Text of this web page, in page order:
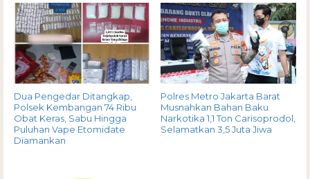
Dua Pengedar Ditangkap,
Polsek Kembangan 74 Ribu
Obat Keras, Sabu Hingga
Puluhan Vape Etomidate
Diamankan
Polres Metro Jakarta Barat
Musnahkan Bahan Baku
Narkotika 1,1 Ton Carisoprodol,
Selamatkan 3,5 Juta Jiwa